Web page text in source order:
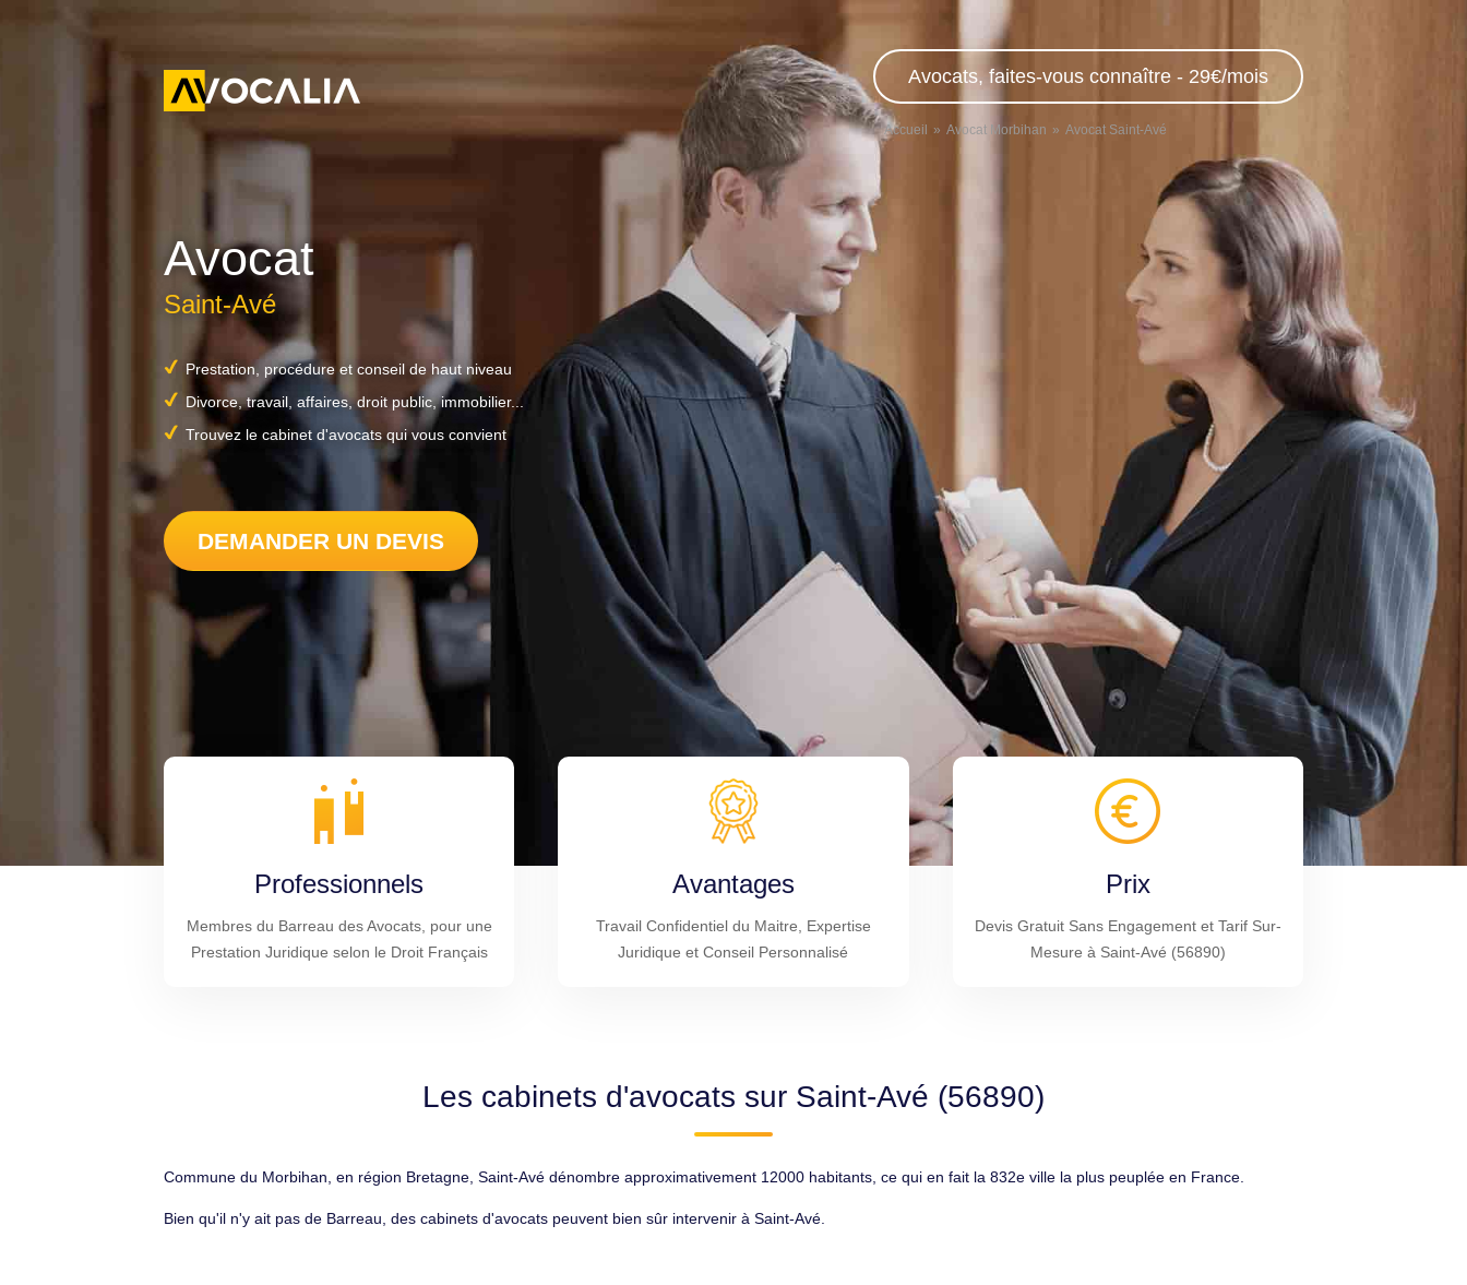
Avocats, faites-vous connaître - 29€/mois
Accueil Avocat Morbihan Avocat Saint-Avé
Avocat
Saint-Avé
Prestation, procédure et conseil de haut niveau
Divorce, travail, affaires, droit public, immobilier...
Trouvez le cabinet d'avocats qui vous convient
DEMANDER UN DEVIS
Professionnels
Membres du Barreau des Avocats, pour une
Prestation Juridique selon le Droit Français
Avantages
Travail Confidentiel du Maitre, Expertise
Juridique et Conseil Personnalisé
Prix
Devis Gratuit Sans Engagement et Tarif Sur-
Mesure à Saint-Avé (56890)
Les cabinets d'avocats sur Saint-Avé (56890)
Commune du Morbihan, en région Bretagne, Saint-Avé dénombre approximativement 12000 habitants, ce qui en fait la 832e ville la plus peuplée en France.
Bien qu'il n'y ait pas de Barreau, des cabinets d'avocats peuvent bien sûr intervenir à Saint-Avé.